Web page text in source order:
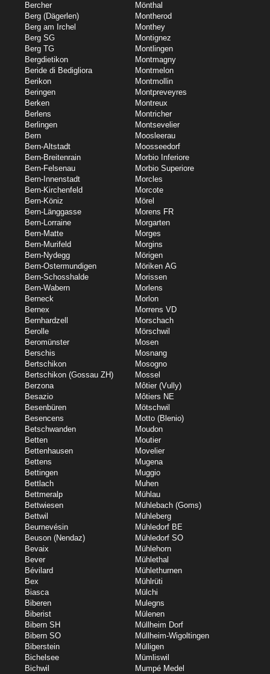
Bercher
Berg (Dägerlen)
Berg am Irchel
Berg SG
Berg TG
Bergdietikon
Beride di Bedigliora
Berikon
Beringen
Berken
Berlens
Berlingen
Bern
Bern-Altstadt
Bern-Breitenrain
Bern-Felsenau
Bern-Innenstadt
Bern-Kirchenfeld
Bern-Köniz
Bern-Länggasse
Bern-Lorraine
Bern-Matte
Bern-Murifeld
Bern-Nydegg
Bern-Ostermundigen
Bern-Schosshalde
Bern-Wabern
Berneck
Bernex
Bernhardzell
Berolle
Beromünster
Berschis
Bertschikon
Bertschikon (Gossau ZH)
Berzona
Besazio
Besenbüren
Besencens
Betschwanden
Betten
Bettenhausen
Bettens
Bettingen
Bettlach
Bettmeralp
Bettwiesen
Bettwil
Beurnevésin
Beuson (Nendaz)
Bevaix
Bever
Bévilard
Bex
Biasca
Biberen
Biberist
Bibern SH
Bibern SO
Biberstein
Bichelsee
Bichwil
Mönthal
Montherod
Monthey
Montignez
Montlingen
Montmagny
Montmelon
Montmollin
Montpreveyres
Montreux
Montricher
Montsevelier
Moosleerau
Moosseedorf
Morbio Inferiore
Morbio Superiore
Morcles
Morcote
Mörel
Morens FR
Morgarten
Morges
Morgins
Mörigen
Möriken AG
Morissen
Morlens
Morlon
Morrens VD
Morschach
Mörschwil
Mosen
Mosnang
Mosogno
Mossel
Môtier (Vully)
Môtiers NE
Mötschwil
Motto (Blenio)
Moudon
Moutier
Movelier
Mugena
Muggio
Muhen
Mühlau
Mühlebach (Goms)
Mühleberg
Mühledorf BE
Mühledorf SO
Mühlehorn
Mühlethal
Mühlethurnen
Mühlrüti
Mülchi
Mulegns
Mülenen
Müllheim Dorf
Müllheim-Wigoltingen
Mülligen
Mümliswil
Mumpé Medel